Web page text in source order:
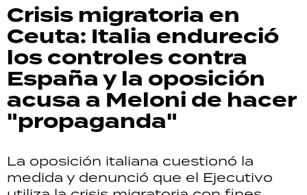
Crisis migratoria en
Ceuta: Italia endureció
los controles contra
España y la oposición
acusa a Meloni de hacer
"propaganda"
La oposición italiana cuestionó la
medida y denunció que el Ejecutivo